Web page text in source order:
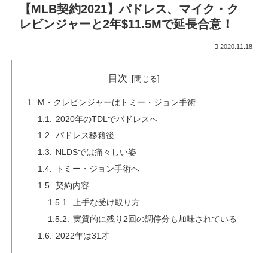
【MLB契約2021】パドレス、マイク・ク
レビンジャーと2年$11.5Mで延長合意！
2020.11.18
目次
M・クレビンジャーはトミー・ジョン手術
2020年のTDLでパドレスへ
パドレス移籍後
NLDSでは痛々しい姿
トミー・ジョン手術へ
契約内容
上手な受け取り方
実質的に残り2回の調停分も加味されている
2022年は31才